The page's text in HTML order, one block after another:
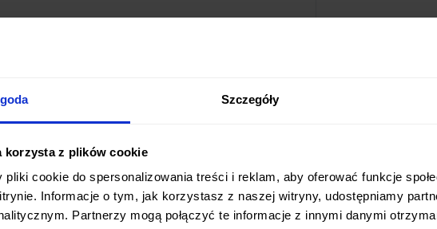
Szczegóły
korzysta z plików cookie
pliki cookie do spersonalizowania treści i reklam, aby oferować funkcje
Informacje o tym, jak korzystasz z naszej witryny, udostępniamy
Partnerzy mogą połączyć te informacje z innymi danymi
to doskonały wybór do:
stępionym krawędziom.
do dalszego etapu polerowania na kamieniach o
materiału, jednocześnie pozostawiając
wykończenia.